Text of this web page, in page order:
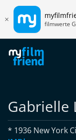
filmwerte
Gabrielle
* 1936 New York